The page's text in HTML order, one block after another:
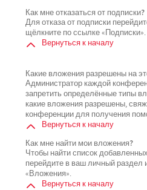
Как мне отказаться от подписки?
Для отказа от подписки
щёлкните по ссылке «Подписки».
Вернуться к началу
Какие вложения разрешены на
Администратор каждой
запретить определённые типы
какие вложения разрешены,
конференции для получения
Вернуться к началу
Как мне найти мои вложения?
Чтобы найти список
перейдите в ваш личный раздел
«Вложения».
Вернуться к началу